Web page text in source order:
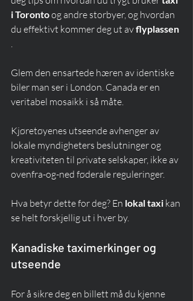
i Toronto og andre storbyer, og hvordan
du effektivt kommer deg ut av flyplassen
.
Glem den ensartede hæren av identiske
biler man ser i London. Canada er en
veritabel mosaikk i så måte.
Kjøretøyenes utseende avhenger av
lokale myndigheters beslutninger og
kreativiteten til private selskaper, ikke av
ovenfra-og-ned føderale reguleringer.
Hva betyr dette for deg? En lokal taxi kan
se helt forskjellig ut i hver by.
Kanadiske taximerkinger og
utseende
For å sikre deg en billett må du kjenne